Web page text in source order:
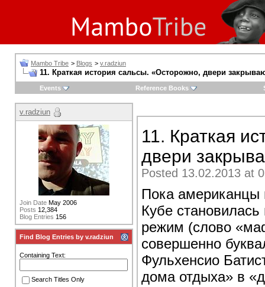
Mambo Tribe > Blogs > v.radziun
11. Краткая история сальсы. «Осторожно, двери
Events Reference Books
11. Краткая
двери
Posted 13.02.2013 at
Пока американцы
Кубе
режим (слово
совершенно
Фульхенсио
дома отдыха» в
v.radziun
Join Date May 2006
Posts 12,384
Blog Entries 156
Find Blog Entries by v.radziun
Containing Text:
Search Titles Only